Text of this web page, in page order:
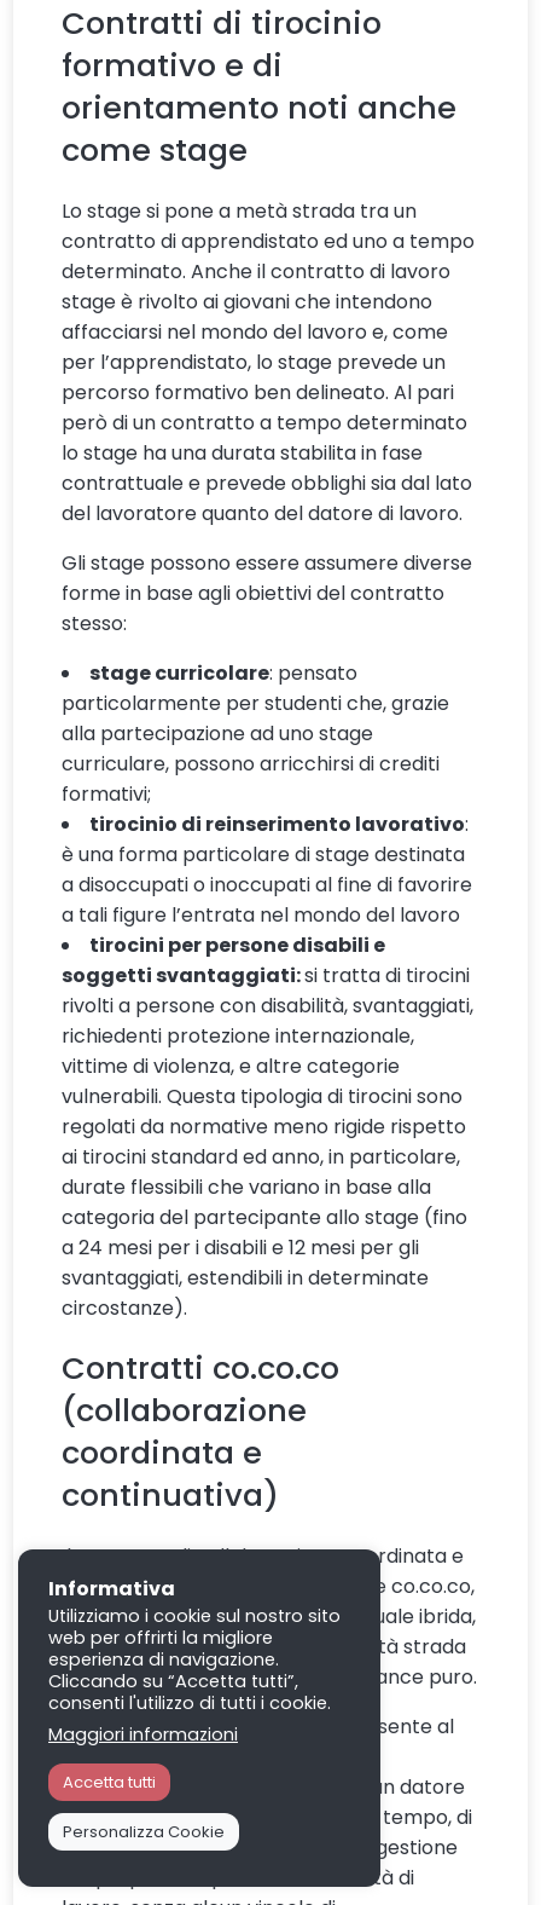
Contratti di tirocinio
formativo e di
orientamento noti anche
come stage
Lo stage si pone a metà strada tra un
contratto di apprendistato ed uno a tempo
determinato. Anche il contratto di lavoro
stage è rivolto ai giovani che intendono
affacciarsi nel mondo del lavoro e, come
per l’apprendistato, lo stage prevede un
percorso formativo ben delineato. Al pari
però di un contratto a tempo determinato
lo stage ha una durata stabilita in fase
contrattuale e prevede obblighi sia dal lato
del lavoratore quanto del datore di lavoro.
Gli stage possono essere assumere diverse
forme in base agli obiettivi del contratto
stesso:
stage curricolare: pensato
particolarmente per studenti che, grazie
alla partecipazione ad uno stage
curriculare, possono arricchirsi di crediti
formativi;
tirocinio di reinserimento lavorativo:
è una forma particolare di stage destinata
a disoccupati o inoccupati al fine di favorire
a tali figure l’entrata nel mondo del lavoro
tirocini per persone disabili e
soggetti svantaggiati:si tratta di tirocini
rivolti a persone con disabilità, svantaggiati,
richiedenti protezione internazionale,
vittime di violenza, e altre categorie
vulnerabili. Questa tipologia di tirocini sono
regolati da normative meno rigide rispetto
ai tirocini standard ed anno, in particolare,
durate flessibili che variano in base alla
categoria del partecipante allo stage (fino
a 24 mesi per i disabili e 12 mesi per gli
svantaggiati, estendibili in determinate
circostanze).
Contratti co.co.co
(collaborazione
coordinata e
continuativa)
Il contratto di collaborazione coordinata e
continuativa, più conosciuto come co.co.co,
rappresenta una forma contrattuale ibrida,
dal momento che si colloca a metà strada
tra il lavoro dipendente ed il freelance puro.
Questa tipologia di contratto consente al
lavoratore di mantenere una
collaborazione continuativa con un datore
di lavoro pur godendo, allo stesso tempo, di
una significativa autonomia nella gestione
del proprio tempo e delle modalità di
Informativa
Utilizziamo i cookie sul nostro sito
web per offrirti la migliore
esperienza di navigazione.
Cliccando su “Accetta tutti”,
consenti l'utilizzo di tutti i cookie.
Maggiori informazioni
Accetta tutti
Personalizza Cookie